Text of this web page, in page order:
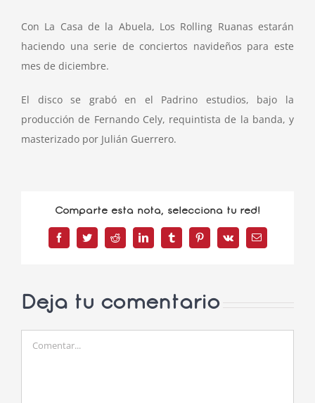
Con La Casa de la Abuela, Los Rolling Ruanas estarán
haciendo una serie de conciertos navideños para este
mes de diciembre.
El disco se grabó en el Padrino estudios, bajo la
producción de Fernando Cely, requintista de la banda, y
masterizado por Julián Guerrero.
Comparte esta nota, selecciona tu red!
FacebookTwitterReddit LinkedInTumblrPinterest
Vk
Correo
electrónico
Deja tu comentario